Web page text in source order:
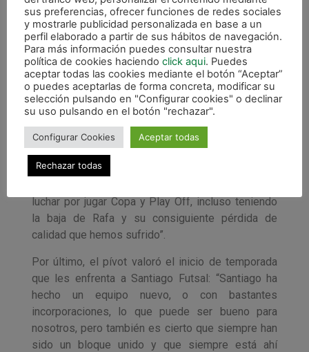
equipo: “Es un gran jugador, ha sido nuestra
referencia durante mucho tiempo. Ya se sabe que
la situación es complicada a nivel económico pero
trabajamos mucho con la cantera y tenemos que
dar la alternativa a los jóvenes que nos ayudarán
mucho”, explicó.
El gaditano se mostró ambicioso con los objetivos
que tiene que marcarse el equipo para la nueva
temporada: “Siempre somos un equipo que no da
su brazo a torcer a pesar de los problemas y como
luchar por jugar Copa y Play Off, incluso teniendo
la baja de Rafa y su consiguiente pérdida de
calidad que hemos sufrido”.
Por último, el pívot valoró el inicio de temporada
que les enfrenta a Santiago Futsal: “Santiago ha
hecho un equipo nuevo, o con bastantes
incorporaciones, lo que puede ser bueno para
nosotros, pero también es cierto que siempre han
sido un bloque unido y que siempre está ahí
sus preferencias, ofrecer funciones de redes sociales
y mostrarle publicidad personalizada en base a un
perfil elaborado a partir de sus hábitos de navegación.
Para más información puedes consultar nuestra
política de cookies haciendo click aqui. Puedes
aceptar todas las cookies mediante el botón “Aceptar”
o puedes aceptarlas de forma concreta, modificar su
selección pulsando en "Configurar cookies" o declinar
su uso pulsando en el botón "rechazar".
Configurar Cookies Aceptar todas
Rechazar todas